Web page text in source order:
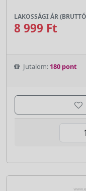
LAKOSSÁGI ÁR
8 999 Ft
Jutalom: 180 pont